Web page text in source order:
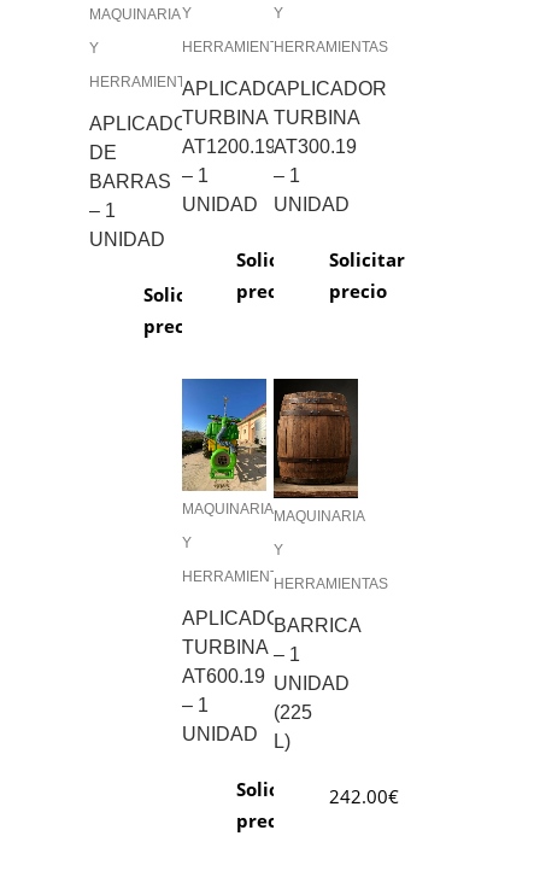
MAQUINARIA
Y
HERRAMIENTAS
APLICADOR
DE
BARRAS
– 1
UNIDAD
Solicitar
precio
Y
HERRAMIENTAS
APLICADOR
TURBINA
AT1200.19
– 1
UNIDAD
Solicitar
precio
Y
HERRAMIENTAS
APLICADOR
TURBINA
AT300.19
– 1
UNIDAD
Solicitar
precio
MAQUINARIA
Y
HERRAMIENTAS
APLICADOR
TURBINA
AT600.19
– 1
UNIDAD
Solicitar
precio
MAQUINARIA
Y
HERRAMIENTAS
BARRICA
– 1
UNIDAD
(225
L)
242.00€